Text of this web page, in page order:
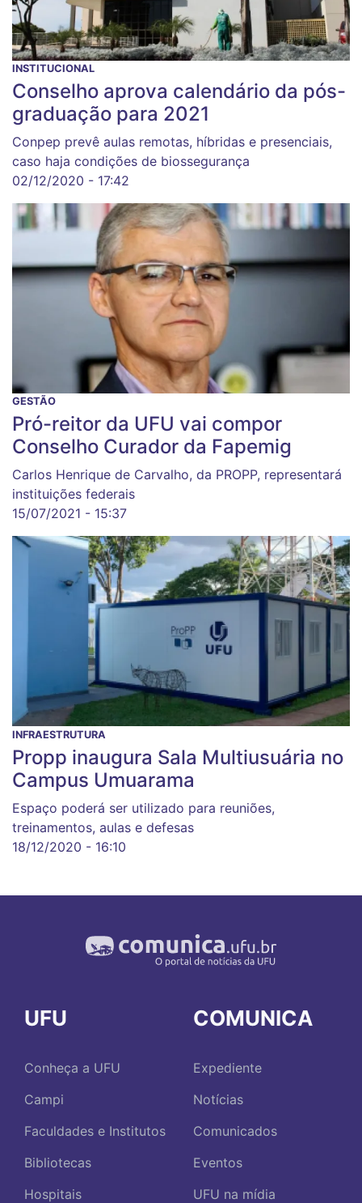
INSTITUCIONAL
Conselho aprova calendário da pós-
graduação para 2021
Conpep prevê aulas remotas, híbridas e presenciais,
caso haja condições de biossegurança
02/12/2020 - 17:42
GESTÃO
Pró-reitor da UFU vai compor
Conselho Curador da Fapemig
Carlos Henrique de Carvalho, da PROPP, representará
instituições federais
15/07/2021 - 15:37
INFRAESTRUTURA
Propp inaugura Sala Multiusuária no
Campus Umuarama
Espaço poderá ser utilizado para reuniões,
treinamentos, aulas e defesas
18/12/2020 - 16:10
UFU
Conheça a UFU
Campi
Faculdades e Institutos
Bibliotecas
Hospitais
COMUNICA
Expediente
Notícias
Comunicados
Eventos
UFU na mídia